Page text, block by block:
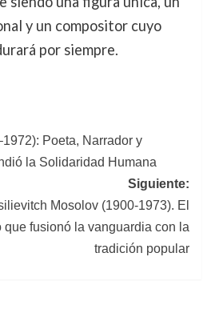
y un compositor cuyo
por siempre.
Poeta, Narrador y
la Solidaridad Humana
Siguiente:
Mosolov (1900-1973). El
que fusionó la vanguardia con la
tradición popular